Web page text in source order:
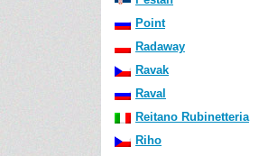
Point
Radaway
Ravak
Raval
Reitano Rubinetteria
Riho